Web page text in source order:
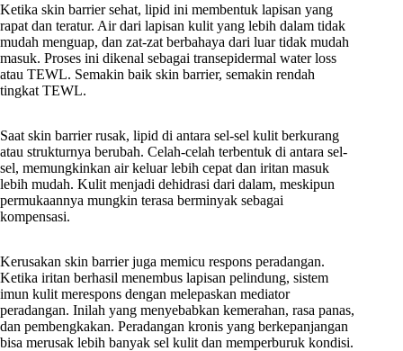
Ketika skin barrier sehat, lipid ini membentuk lapisan yang
rapat dan teratur. Air dari lapisan kulit yang lebih dalam tidak
mudah menguap, dan zat-zat berbahaya dari luar tidak mudah
masuk. Proses ini dikenal sebagai transepidermal water loss
atau TEWL. Semakin baik skin barrier, semakin rendah
tingkat TEWL.
Saat skin barrier rusak, lipid di antara sel-sel kulit berkurang
atau strukturnya berubah. Celah-celah terbentuk di antara sel-
sel, memungkinkan air keluar lebih cepat dan iritan masuk
lebih mudah. Kulit menjadi dehidrasi dari dalam, meskipun
permukaannya mungkin terasa berminyak sebagai
kompensasi.
Kerusakan skin barrier juga memicu respons peradangan.
Ketika iritan berhasil menembus lapisan pelindung, sistem
imun kulit merespons dengan melepaskan mediator
peradangan. Inilah yang menyebabkan kemerahan, rasa panas,
dan pembengkakan. Peradangan kronis yang berkepanjangan
bisa merusak lebih banyak sel kulit dan memperburuk kondisi.